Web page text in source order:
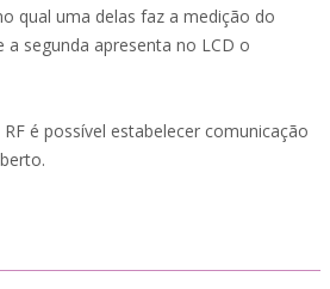
qual uma delas faz a medição do
segunda apresenta no LCD o
é possível estabelecer comunicação